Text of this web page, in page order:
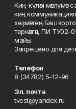
Киң-күләм мәғлүмәт
киң
хеҙмәттең
теркәлгән, ПИ
майы.
Запрещено для
Телефон
8 (34782) 5-12-96
Эл. почта
tvest@yandex.ru